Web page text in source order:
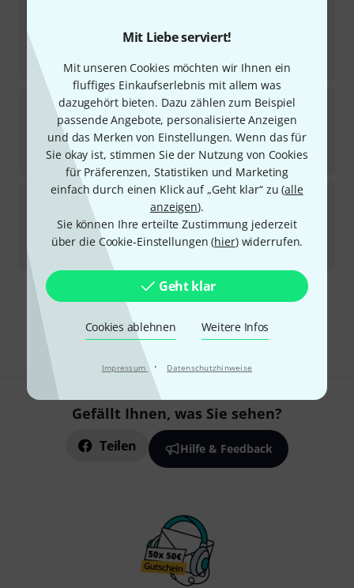
Mit Liebe serviert!
Mit unseren Cookies möchten wir Ihnen ein
fluffiges Einkaufserlebnis mit allem was
dazugehört bieten. Dazu zählen zum Beispiel
passende Angebote, personalisierte Anzeigen
und das Merken von Einstellungen. Wenn das für
Sie okay ist, stimmen Sie der Nutzung von Cookies
für Präferenzen, Statistiken und Marketing
einfach durch einen Klick auf „Geht klar“ zu (alle
anzeigen).
Sie können Ihre erteilte Zustimmung jederzeit
über die Cookie-Einstellungen (hier) widerrufen.
Geht klar
Cookies ablehnen Weitere Infos
Impressum · Datenschutzhinweise
Sofort lieferbar
330€/ l
Monster Oil Lite Rotor Oil
Sofort lieferbar
9,90€
267,57 €/ l
Monster Oil Heavy Rotor Oil
1
Sofort lieferbar
9,90€
330
Kostenloser Versand ab 29 €
Alle Preise inkl. MwSt.
Gefällt Ihnen, was Sie sehen?
Teilen Hilfe & Feedback